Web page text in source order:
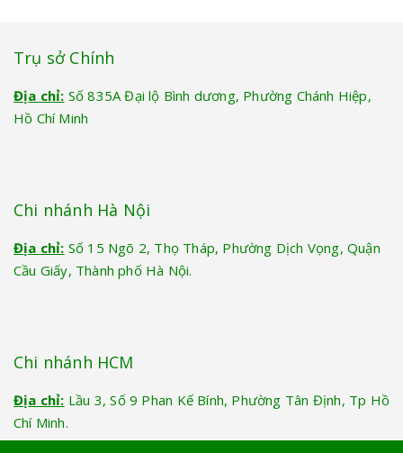
Trụ sở Chính
Địa chỉ: Số 835A Đại lộ Bình dương, Phường Chánh Hiệp,
Hồ Chí Minh
Chi nhánh Hà Nội
Địa chỉ: Số 15 Ngõ 2, Thọ Tháp, Phường Dịch Vọng, Quận
Cầu Giấy, Thành phố Hà Nội.
Chi nhánh HCM
Địa chỉ: Lầu 3, Số 9 Phan Kế Bính, Phường Tân Định, Tp Hồ
Chí Minh.